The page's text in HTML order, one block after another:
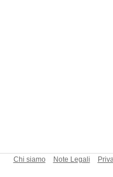
Chi siamo Note Legali